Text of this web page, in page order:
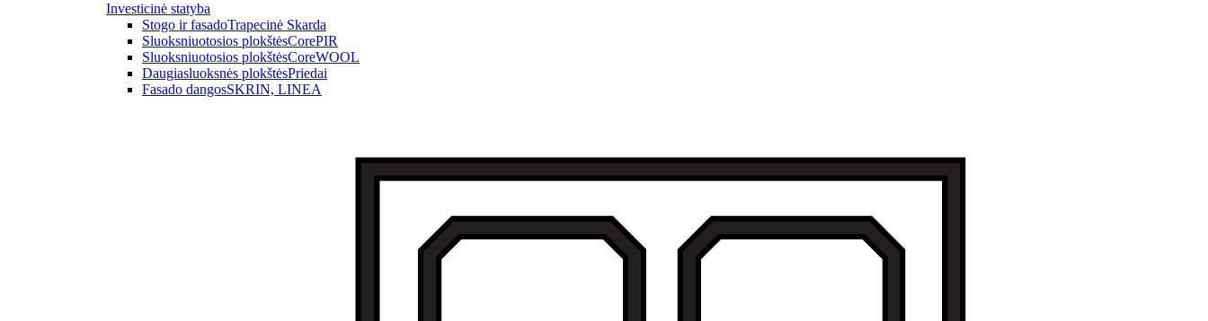
Investicinė statyba
Stogo ir fasadoTrapecinė Skarda
Sluoksniuotosios plokštėsCorePIR
Sluoksniuotosios plokštėsCoreWOOL
Daugiasluoksnės plokštėsPriedai
Fasado dangosSKRIN, LINEA